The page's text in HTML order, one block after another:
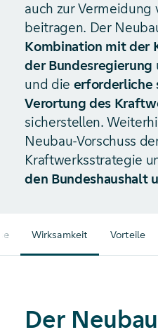
auch zur Vermeidung
beitragen. Der
Kombination mit der
der Bundesregierung
und die erforderliche
Verortung des
sicherstellen.
Neubau-Vorschuss
Kraftwerksstrategie
den Bundeshaushalt
Wirksamkeit Vorteile
Der